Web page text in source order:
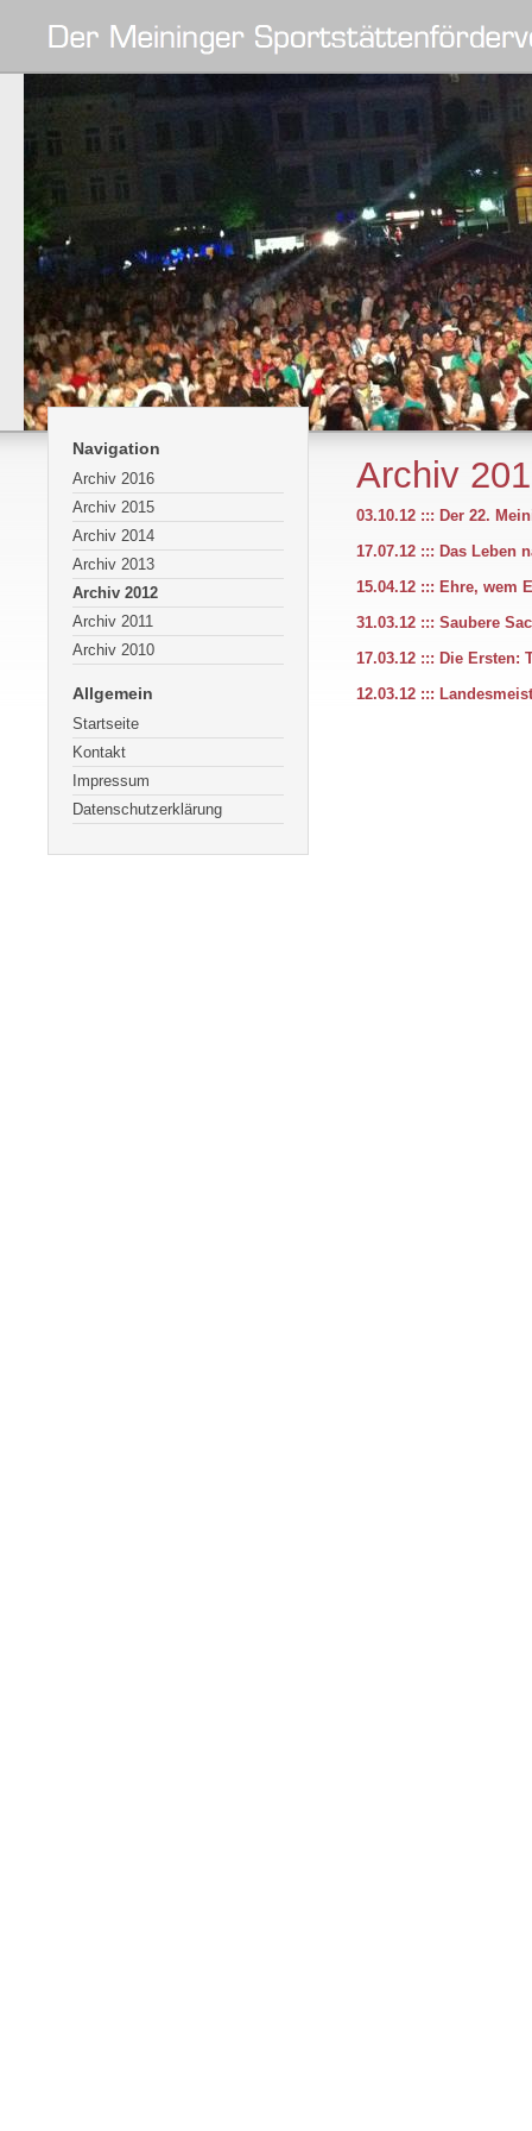
Navigation
Archiv 2016
Archiv 2015
Archiv 2014
Archiv 2013
Archiv 2012
Archiv 2011
Archiv 2010
Allgemein
Startseite
Kontakt
Impressum
Datenschutzerklärung
Archiv
03.10.12 ::: Der 22.
17.07.12 ::: Das Leben
15.04.12 ::: Ehre, wem
31.03.12 ::: Saubere
17.03.12 ::: Die Ersten:
12.03.12 :::